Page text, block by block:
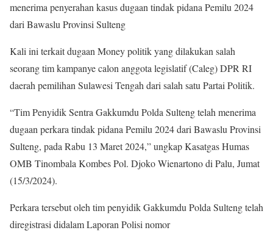
menerima penyerahan kasus dugaan tindak pidana Pemilu 2024
dari Bawaslu Provinsi Sulteng
Kali ini terkait dugaan Money politik yang dilakukan salah
seorang tim kampanye calon anggota legislatif (Caleg) DPR RI
daerah pemilihan Sulawesi Tengah dari salah satu Partai Politik.
“Tim Penyidik Sentra Gakkumdu Polda Sulteng telah menerima
dugaan perkara tindak pidana Pemilu 2024 dari Bawaslu Provinsi
Sulteng, pada Rabu 13 Maret 2024,” ungkap Kasatgas Humas
OMB Tinombala Kombes Pol. Djoko Wienartono di Palu, Jumat
(15/3/2024).
Perkara tersebut oleh tim penyidik Gakkumdu Polda Sulteng telah
diregistrasi didalam Laporan Polisi nomor